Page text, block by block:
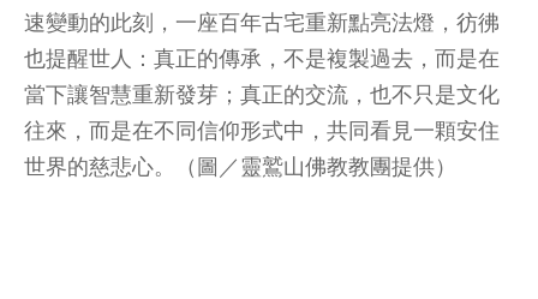
速變動的此刻，一座百年古宅重新點亮法燈，彷彿
也提醒世人：真正的傳承，不是複製過去，而是在
當下讓智慧重新發芽；真正的交流，也不只是文化
往來，而是在不同信仰形式中，共同看見一顆安住
世界的慈悲心。（圖／靈鷲山佛教教團提供）